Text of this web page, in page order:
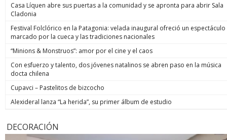
Casa Líquen abre sus puertas a la comunidad y se apronta para abrir Sala
Cladonia
Festival Folclórico en la Patagonia: velada inaugural ofreció un espectáculo
marcado por la cueca y las tradiciones nacionales
“Minions & Monstruos”: amor por el cine y el caos
Con esfuerzo y talento, dos jóvenes natalinos se abren paso en la música
docta chilena
Cupavci – Pastelitos de bizcocho
Alexideral lanza “La herida”, su primer álbum de estudio
DECORACIÓN